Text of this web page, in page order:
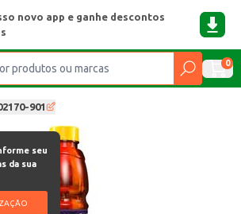
novo app e ganhe descontos
0
901
seu
da sua